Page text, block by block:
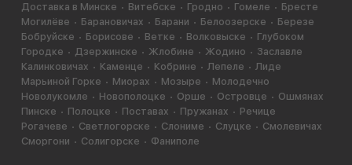
Доставка в Минске Витебске Гродно Гомеле
Бресте
Могилёве
Барановичах Барани Белоозерске
Березе
Бобруйске
Борисове Ветке Волковыске
Глубоком
Городке
Дзержинске Жлобине Жодино
Заславле
Калинковичах
Каменце Кобрине Лепеле
Лиде
Марьиной Горке
Миорах Мозыре
Молодечно
Новолукомле
Новополоцке Орше Островце
Ошмянах
Пинске
Полоцке Поставах Пружанах
Речице
Рогачеве
Светлогорске Слониме Слуцке
Смолевичах
Сморгони
Солигорске Фаниполе